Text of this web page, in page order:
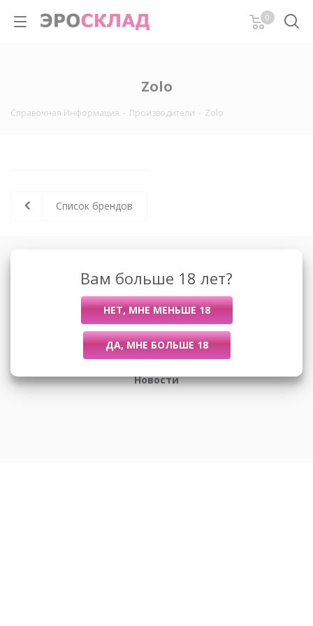
0
Zolo
Справочная Информация - Производители - Zolo
Список брендов
Условия
Размеры
Новости
Вам больше 18 лет?